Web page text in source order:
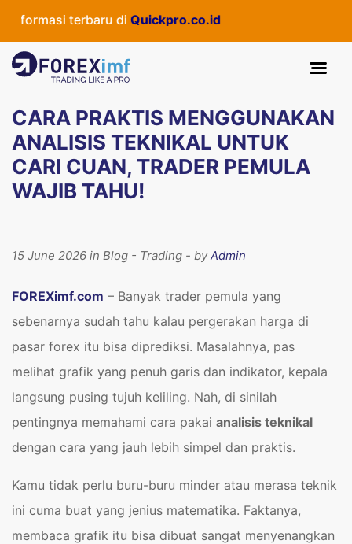
terbaru diQuickpro.co.id
CARA PRAKTIS MENGGUNAKAN
ANALISIS TEKNIKAL UNTUK
CARI CUAN, TRADER PEMULA
WAJIB TAHU!
15 June 2026 in Blog - Trading - byAdmin
FOREXimf.com – Banyak trader pemula yang
sebenarnya sudah tahu kalau pergerakan harga di
pasar forex itu bisa diprediksi. Masalahnya, pas
melihat grafik yang penuh garis dan indikator, kepala
langsung pusing tujuh keliling. Nah, di sinilah
pentingnya memahami cara pakai analisis teknikal
dengan cara yang jauh lebih simpel dan praktis.
Kamu tidak perlu buru-buru minder atau merasa teknik
ini cuma buat yang jenius matematika. Faktanya,
membaca grafik itu bisa dibuat sangat menyenangkan